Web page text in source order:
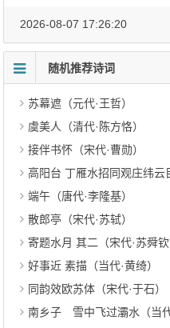
2026-08-07 17:26:20
随机推荐诗词
苏幕遮（元代·王哲）
虞美人（清代·陈方恪）
接伴书怀（宋代·曹勋）
高阳台 丁雁水招同观庄纬云目天卫公韬汝及
端午（唐代·李隆基）
散郎亭（宋代·苏轼）
寄题水月 其二（宋代·苏舜钦
好事近 素描（当代·黄绮）
同韵效欧苏体（宋代·于石）
南乡子 雪中飞过灞水（当代